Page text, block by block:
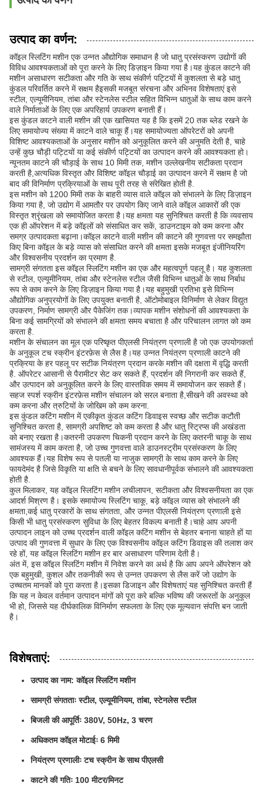
उत्पाद का वर्णन:
कॉइल स्लिटिंग मशीन एक उन्नत औद्योगिक समाधान है जो धातु प्रसंस्करण उद्योगों की
विविध आवश्यकताओं को पूरा करने के लिए डिज़ाइन किया गया है।यह कुंडल काटने की
मशीन असाधारण सटीकता और गति के साथ संकीर्ण पट्टियों में कुशलता से बड़े धातु
कुंडल परिवर्तित करने में सक्षम हैइसकी मजबूत संरचना और अभिनव विशेषताएं इसे
स्टील, एल्यूमीनियम, तांबा और स्टेनलेस स्टील सहित विभिन्न धातुओं के साथ काम करने
वाले निर्माताओं के लिए एक अपरिहार्य उपकरण बनाती हैं।
इस कुंडल काटने वाली मशीन की एक खासियत यह है कि इसमें 20 तक ब्लेड रखने के
लिए समायोज्य संख्या में काटने वाले चाकू हैं।यह समायोज्यता ऑपरेटरों को अपनी
विशिष्ट आवश्यकताओं के अनुसार मशीन को अनुकूलित करने की अनुमति देती है, चाहे
उन्हें कुछ चौड़ी पट्टियों या कई संकीर्ण पट्टियों का उत्पादन करने की आवश्यकता हो।
न्यूनतम काटने की चौड़ाई के साथ 10 मिमी तक, मशीन उल्लेखनीय सटीकता प्रदान
करती है,अत्यधिक विस्तृत और विशिष्ट कॉइल चौड़ाई का उत्पादन करने में सक्षम है जो
बाद की विनिर्माण प्रक्रियाओं के साथ पूरी तरह से संरेखित होती है.
इस मशीन को 1200 मिमी तक के बाहरी व्यास वाले कॉइल को संभालने के लिए डिज़ाइन
किया गया है, जो उद्योग में आमतौर पर उपयोग किए जाने वाले कॉइल आकारों की एक
विस्तृत श्रृंखला को समायोजित करता है।यह क्षमता यह सुनिश्चित करती है कि व्यवसाय
एक ही ऑपरेशन में बड़े कॉइलों को संसाधित कर सकें, डाउनटाइम को कम करना और
समग्र उत्पादकता बढ़ाना।कॉइल काटने वाली मशीन की काटने की गुणवत्ता पर समझौता
किए बिना कॉइल के बड़े व्यास को संसाधित करने की क्षमता इसके मजबूत इंजीनियरिंग
और विश्वसनीय प्रदर्शन का प्रमाण है.
सामग्री संगतता इस कॉइल स्लिटिंग मशीन का एक और महत्वपूर्ण पहलू है। यह कुशलता
से स्टील, एल्यूमीनियम, तांबा और स्टेनलेस स्टील जैसी विभिन्न धातुओं के साथ निर्बाध
रूप से काम करने के लिए डिज़ाइन किया गया है।यह बहुमुखी प्रतिभा इसे विभिन्न
औद्योगिक अनुप्रयोगों के लिए उपयुक्त बनाती है, ऑटोमोबाइल विनिर्माण से लेकर विद्युत
उपकरण, निर्माण सामग्री और पैकेजिंग तक।व्यापक मशीन संशोधनों की आवश्यकता के
बिना कई सामग्रियों को संभालने की क्षमता समय बचाता है और परिचालन लागत को कम
करता है.
मशीन के संचालन का मूल एक परिष्कृत पीएलसी नियंत्रण प्रणाली है जो एक उपयोगकर्ता
के अनुकूल टच स्क्रीन इंटरफ़ेस से लैस है।यह उन्नत नियंत्रण प्रणाली काटने की
प्रक्रिया के हर पहलू पर सटीक नियंत्रण प्रदान करके मशीन की दक्षता में वृद्धि करती
है. ऑपरेटर आसानी से पैरामीटर सेट कर सकते हैं, प्रदर्शन की निगरानी कर सकते हैं,
और उत्पादन को अनुकूलित करने के लिए वास्तविक समय में समायोजन कर सकते हैं।
सहज स्पर्श स्क्रीन इंटरफ़ेस मशीन संचालन को सरल बनाता है,सीखने की अवस्था को
कम करना और त्रुटियों के जोखिम को कम करना.
इस कुंडल कटिंग मशीन में एकीकृत कुंडल कटिंग डिवाइस स्वच्छ और सटीक कटौती
सुनिश्चित करता है, सामग्री अपशिष्ट को कम करता है और धातु स्ट्रिप्स की अखंडता
को बनाए रखता है।कतरनी उपकरण चिकनी प्रदान करने के लिए कतरनी चाकू के साथ
सामंजस्य में काम करता है, जो उच्च गुणवत्ता वाले डाउनस्ट्रीम प्रसंस्करण के लिए
आवश्यक हैं।यह विशेष रूप से पतली या नाजुक सामग्री के साथ काम करने के लिए
फायदेमंद है जिसे विकृति या क्षति से बचने के लिए सावधानीपूर्वक संभालने की आवश्यकता
होती है.
कुल मिलाकर, यह कॉइल स्लिटिंग मशीन लचीलापन, सटीकता और विश्वसनीयता का एक
आदर्श मिश्रण है। इसके समायोज्य स्लिटिंग चाकू, बड़े कॉइल व्यास को संभालने की
क्षमता,कई धातु प्रकारों के साथ संगतता, और उन्नत पीएलसी नियंत्रण प्रणाली इसे
किसी भी धातु प्रसंस्करण सुविधा के लिए बेहतर विकल्प बनाती है।चाहे आप अपनी
उत्पादन लाइन को उच्च प्रदर्शन वाली कॉइल कटिंग मशीन से बेहतर बनाना चाहते हों या
उत्पाद की गुणवत्ता में सुधार के लिए एक विश्वसनीय कॉइल कटिंग डिवाइस की तलाश कर
रहे हों, यह कॉइल स्लिटिंग मशीन हर बार असाधारण परिणाम देती है।
अंत में, इस कॉइल स्लिटिंग मशीन में निवेश करने का अर्थ है कि आप अपने ऑपरेशन को
एक बहुमुखी, कुशल और तकनीकी रूप से उन्नत उपकरण से लैस करें जो उद्योग के
उच्चतम मानकों को पूरा करता है।इसका डिजाइन और विशेषताएं यह सुनिश्चित करती हैं
कि यह न केवल वर्तमान उत्पादन मांगों को पूरा करे बल्कि भविष्य की जरूरतों के अनुकूल
भी हो, जिससे यह दीर्घकालिक विनिर्माण सफलता के लिए एक मूल्यवान संपत्ति बन जाती
है।
विशेषताएं:
उत्पाद का नाम: कॉइल स्लिटिंग मशीन
सामग्री संगतताः स्टील, एल्यूमीनियम, तांबा, स्टेनलेस स्टील
बिजली की आपूर्तिः 380V, 50Hz, 3 चरण
अधिकतम कॉइल मोटाईः 6 मिमी
नियंत्रण प्रणालीः टच स्क्रीन के साथ पीएलसी
काटने की गतिः 100 मीटर/मिनट